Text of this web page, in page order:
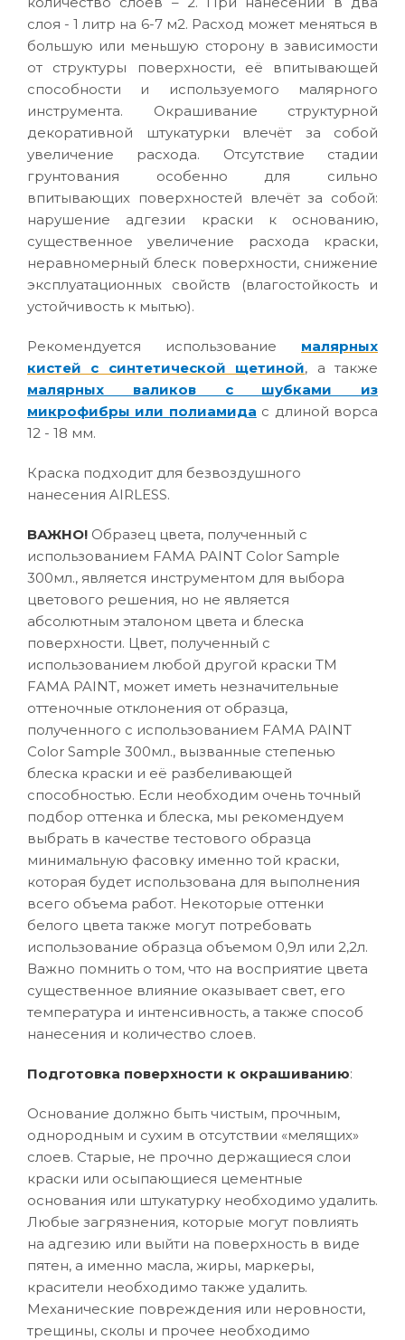
слоя - 1 литр на 6-7 м2. Расход может меняться в
большую или меньшую сторону в зависимости
от структуры поверхности, её впитывающей
способности и используемого малярного
инструмента. Окрашивание структурной
декоративной штукатурки влечёт за собой
увеличение расхода. Отсутствие стадии
грунтования особенно для сильно
впитывающих поверхностей влечёт за собой:
нарушение адгезии краски к основанию,
существенное увеличение расхода краски,
неравномерный блеск поверхности, снижение
эксплуатационных свойств (влагостойкость и
устойчивость к мытью).
Рекомендуется использование малярных
кистей с синтетической щетиной, а также
малярных валиков с шубками из
микрофибры или полиамида с длиной ворса
12 - 18 мм.
Краска подходит для безвоздушного
нанесения AIRLESS.
ВАЖНО! Образец цвета, полученный с
использованием FAMA PAINT Color Sample
300мл., является инструментом для выбора
цветового решения, но не является
абсолютным эталоном цвета и блеска
поверхности. Цвет, полученный с
использованием любой другой краски ТМ
FAMA PAINT, может иметь незначительные
оттеночные отклонения от образца,
полученного с использованием FAMA PAINT
Color Sample 300мл., вызванные степенью
блеска краски и её разбеливающей
способностью. Если необходим очень точный
подбор оттенка и блеска, мы рекомендуем
выбрать в качестве тестового образца
минимальную фасовку именно той краски,
которая будет использована для выполнения
всего объема работ. Некоторые оттенки
белого цвета также могут потребовать
использование образца объемом 0,9л или 2,2л.
Важно помнить о том, что на восприятие цвета
существенное влияние оказывает свет, его
температура и интенсивность, а также способ
нанесения и количество слоев.
Подготовка поверхности к окрашиванию:
Основание должно быть чистым, прочным,
однородным и сухим в отсутствии «мелящих»
слоев. Старые, не прочно держащиеся слои
краски или осыпающиеся цементные
основания или штукатурку необходимо удалить.
Любые загрязнения, которые могут повлиять
на адгезию или выйти на поверхность в виде
пятен, а именно масла, жиры, маркеры,
красители необходимо также удалить.
Механические повреждения или неровности,
трещины, сколы и прочее необходимо